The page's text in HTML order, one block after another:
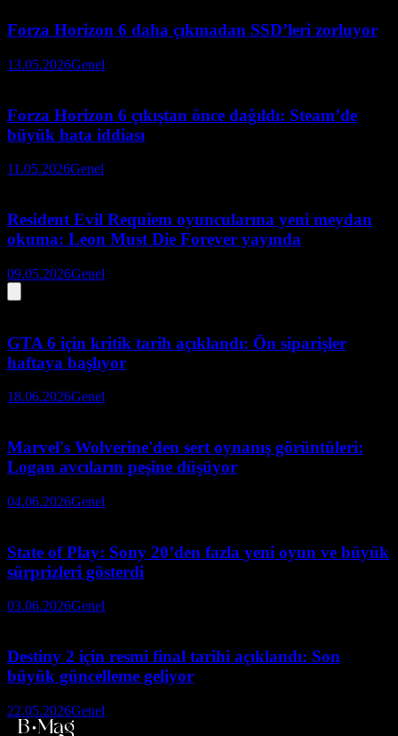
Forza Horizon 6 daha çıkmadan SSD’leri zorluyor
13.05.2026Genel
Forza Horizon 6 çıkıştan önce dağıldı: Steam’de
büyük hata iddiası
11.05.2026Genel
Resident Evil Requiem oyuncularına yeni meydan
okuma: Leon Must Die Forever yayında
09.05.2026Genel
GTA 6 için kritik tarih açıklandı: Ön siparişler
haftaya başlıyor
18.06.2026Genel
Marvel's Wolverine'den sert oynanış görüntüleri:
Logan avcıların peşine düşüyor
04.06.2026Genel
State of Play: Sony 20’den fazla yeni oyun ve büyük
sürprizleri gösterdi
03.06.2026Genel
Destiny 2 için resmi final tarihi açıklandı: Son
büyük güncelleme geliyor
22.05.2026Genel